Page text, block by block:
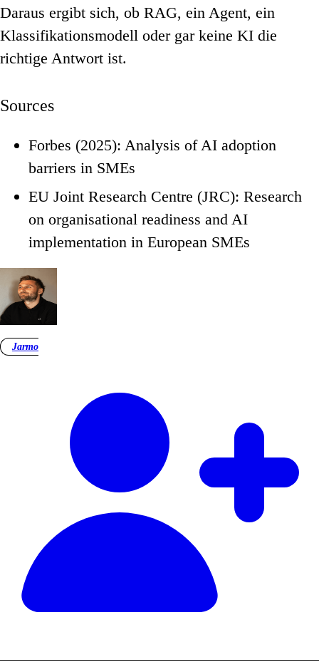
Daraus ergibt sich, ob RAG, ein Agent, ein
Klassifikationsmodell oder gar keine KI die
richtige Antwort ist.
Sources
Forbes (2025): Analysis of AI adoption
barriers in SMEs
EU Joint Research Centre (JRC): Research
on organisational readiness and AI
implementation in European SMEs
Jarmo